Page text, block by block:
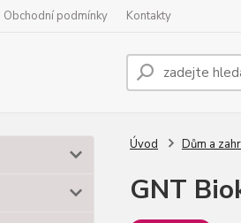
Obchodní podmínky Kontakty
Úvod Dům a
GNT